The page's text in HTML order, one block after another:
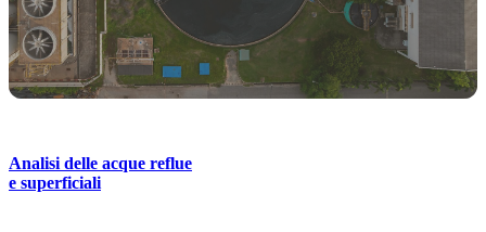
Analisi delle acque reflue
e superficiali